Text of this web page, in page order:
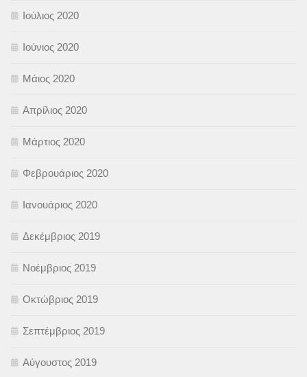
Ιούλιος 2020
Ιούνιος 2020
Μάιος 2020
Απρίλιος 2020
Μάρτιος 2020
Φεβρουάριος 2020
Ιανουάριος 2020
Δεκέμβριος 2019
Νοέμβριος 2019
Οκτώβριος 2019
Σεπτέμβριος 2019
Αύγουστος 2019